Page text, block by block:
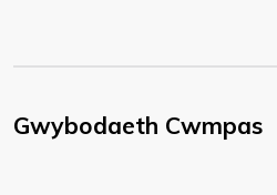
Gwybodaeth Cwmpas